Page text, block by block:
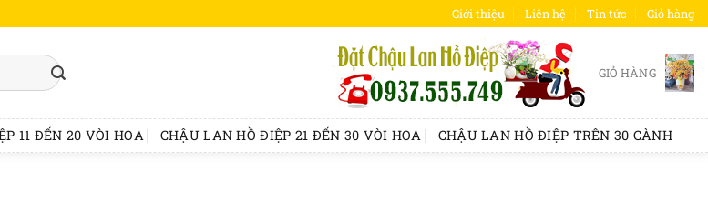
Giới thiệu Liên hệ Tin tức Giỏ hàng
GIỎ HÀNG
11 ĐẾN 20 VÒI HOA CHẬU LAN HỒ ĐIỆP 21 ĐẾN 30 VÒI HOA CHẬU LAN HỒ ĐIỆP TRÊN 30 CÀNH